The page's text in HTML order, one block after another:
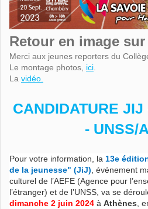
Retour en image
Merci aux jeunes reporters du
Le montage photos, ici
La vidéo.
CANDIDATURE
- UNSS/
Pour votre information, la 13e
de la jeunesse" (JiJ) , événement
culturel de l’AEFE (Agence pour
l’étranger) et de l’UNSS, va se
dimanche 2 juin 2024 à Athènes ,